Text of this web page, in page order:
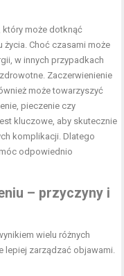
może dotknąć
życia. Choć czasami może
w innych przypadkach
Zaczerwienienie
może towarzyszyć
pieczenie czy
kluczowe, aby skutecznie
komplikacji. Dlatego
odpowiednio
– przyczyny i
wielu różnych
lepiej zarządzać objawami.